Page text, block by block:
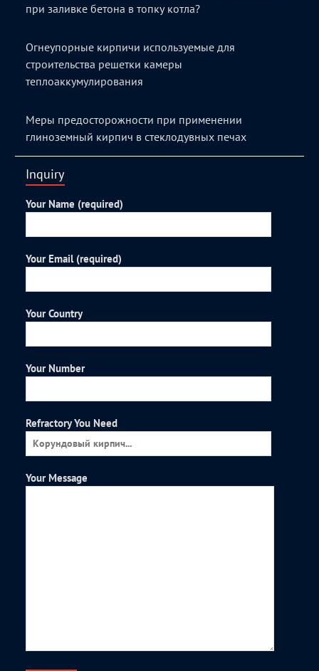
при заливке бетона в топку котла?
Огнеупорные кирпичи используемые для
строительства решетки камеры
теплоаккумулирования
Меры предосторожности при применении
глиноземный кирпич в стеклодувных печах
Inquiry
Your Name (required)
Your Email (required)
Your Country
Your Number
Refractory You Need
Your Message